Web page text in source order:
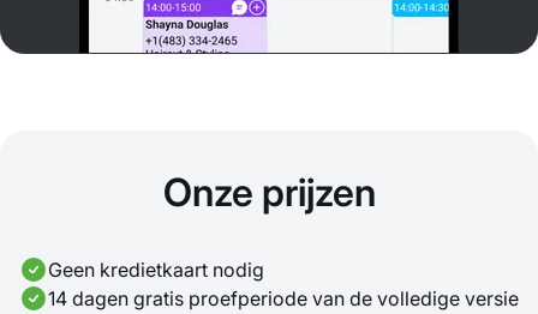
Onze prijzen
Geen kredietkaart nodig
14 dagen gratis proefperiode van de volledige versie